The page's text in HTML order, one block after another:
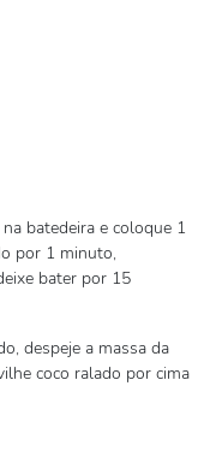
batedeira e coloque 1
por 1 minuto,
bater por 15
despeje a massa da
coco ralado por cima